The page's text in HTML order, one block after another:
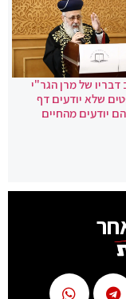
דבריו של מרן הגר"י
שלא יודעים דף
יודעים מהחיים